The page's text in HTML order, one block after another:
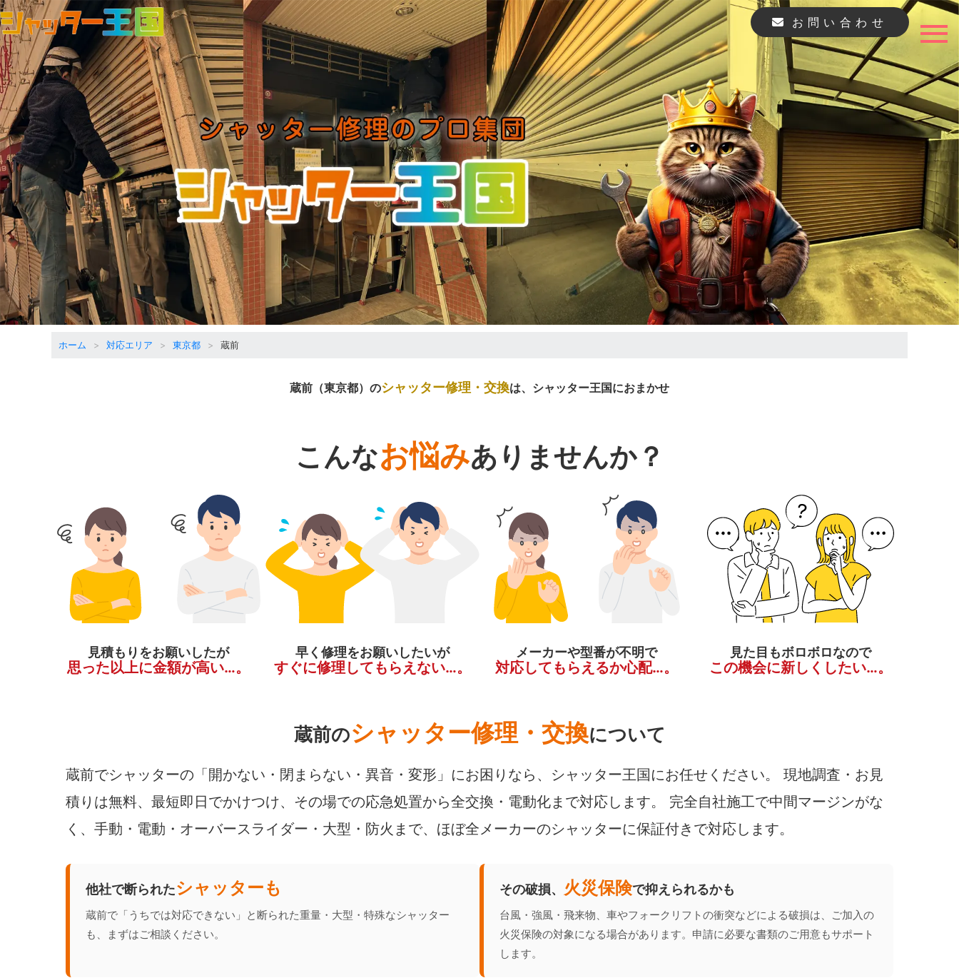
お問い合わせ
ホーム 対応エリア 東京都 蔵前
蔵前（東京都）のシャッター修理・交換は、シャッター王国におまかせ
こんなお悩みありませんか？
見積もりをお願いしたが
思った以上に金額が高い…。
早く修理をお願いしたいが
すぐに修理してもらえない…。
メーカーや型番が不明で
対応してもらえるか心配…。
見た目もボロボロなので
この機会に新しくしたい…。
蔵前のシャッター修理・交換について
蔵前でシャッターの「開かない・閉まらない・異音・変形」にお困りなら、シャッター王国にお任せください。 現地調査・お見
積りは無料、最短即日でかけつけ、その場での応急処置から全交換・電動化まで対応します。 完全自社施工で中間マージンがな
く、手動・電動・オーバースライダー・大型・防火まで、ほぼ全メーカーのシャッターに保証付きで対応します。
他社で断られたシャッターも
蔵前で「うちでは対応できない」と断られた重量・大型・特殊なシャッター
も、まずはご相談ください。
その破損、 火災保険で抑えられるかも
台風・強風・飛来物、車やフォークリフトの衝突などによる破損は、ご加入の
火災保険の対象になる場合があります。申請に必要な書類のご用意もサポート
します。